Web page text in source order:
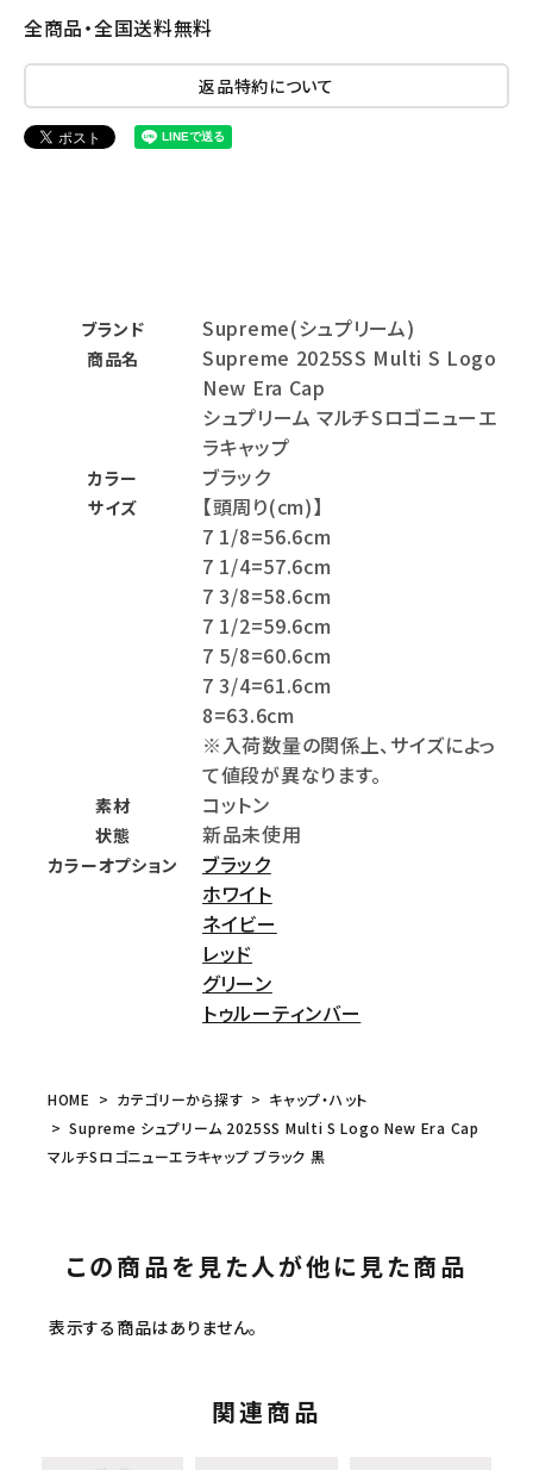
全商品・全国送料無料
返品特約について
ブランド Supreme(シュプリーム)
商品名
Supreme 2025SS Multi S Logo
New Era Cap
シュプリーム マルチSロゴニューエ
ラキャップ
カラー ブラック
サイズ
【頭周り(cm)】
7 1/8=56.6cm
7 1/4=57.6cm
7 3/8=58.6cm
7 1/2=59.6cm
7 5/8=60.6cm
7 3/4=61.6cm
8=63.6cm
※入荷数量の関係上、サイズによっ
て値段が異なります。
素材 コットン
状態 新品未使用
カラーオプション
ブラック
ホワイト
ネイビー
レッド
グリーン
トゥルーティンバー
HOME カテゴリーから探す
キャップ・ハット
Supreme シュプリーム 2025SS Multi S Logo New Era Cap
マルチSロゴニューエラキャップ ブラック 黒
この商品を見た人が他に見た商品
表示する商品はありません。
関連商品